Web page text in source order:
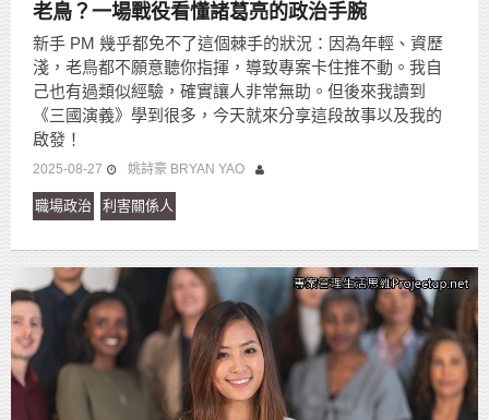
老鳥？一場戰役看懂諸葛亮的政治手腕
新手 PM 幾乎都免不了這個棘手的狀況：因為年輕、資歷
淺，老鳥都不願意聽你指揮，導致專案卡住推不動。我自
己也有過類似經驗，確實讓人非常無助。但後來我讀到
《三國演義》學到很多，今天就來分享這段故事以及我的
啟發！
2025-08-27 姚詩豪 BRYAN YAO
職場政治 利害關係人